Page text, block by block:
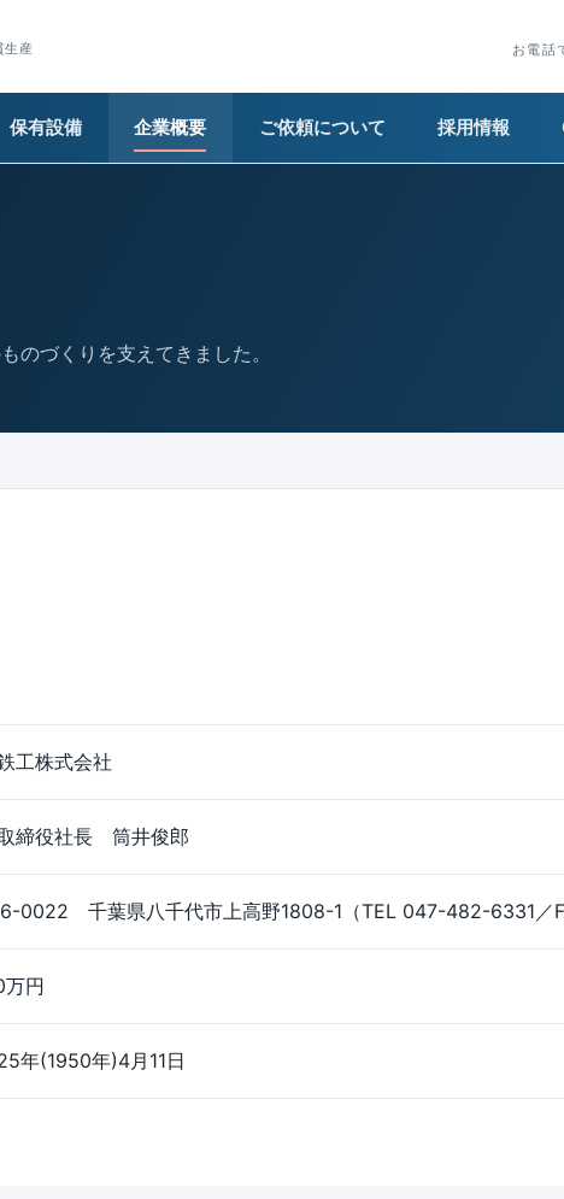
生産 お電話
保有設備 企業概要 ご依頼について 採用情報
のづくりを支えてきました。
工株式会社
締役社長 筒井俊郎
0022 千葉県八千代市上高野1808-1（TEL 047-482-6331／
万円
年(1950年)4月11日